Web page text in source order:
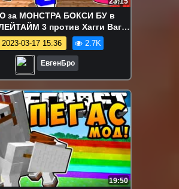
за МОНСТРА БОКСИ БУ в
3 против Хагги Вагги
ВИДЕО ТРОЛЛИНГ
MINECRAFT
2023-03-17 15:36 2.7K
ЕвгенБро
19:50